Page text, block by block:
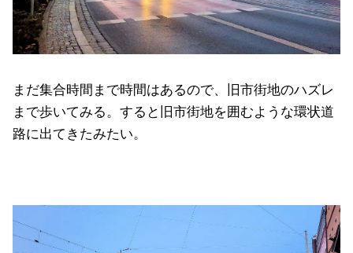
まだ集合時間まで時間はあるので、旧市街地のハズレ
まで歩いてみる。すると旧市街地を囲むような環状道
路に出てきたみたい。